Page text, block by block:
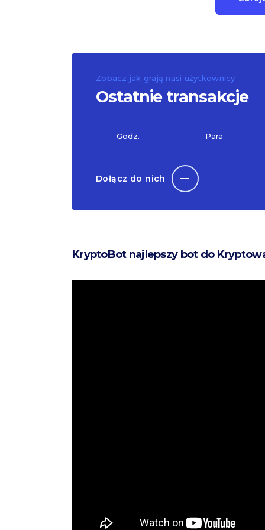
Zobacz jak grają nasi użytkownicy
Ostatnie transakcje
Godz. Para
Dołącz do nich
KryptoBot najlepszy bot do